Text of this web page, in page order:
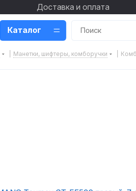
Доставка и оплата
Каталог
Манетки, шифтеры, комборучки